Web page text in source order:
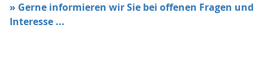
» Gerne informieren wir Sie bei offenen Fragen und
Interesse ...